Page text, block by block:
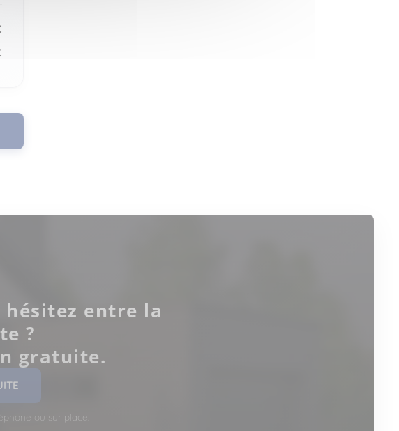
entre la
?
gratuite.
ou sur place.